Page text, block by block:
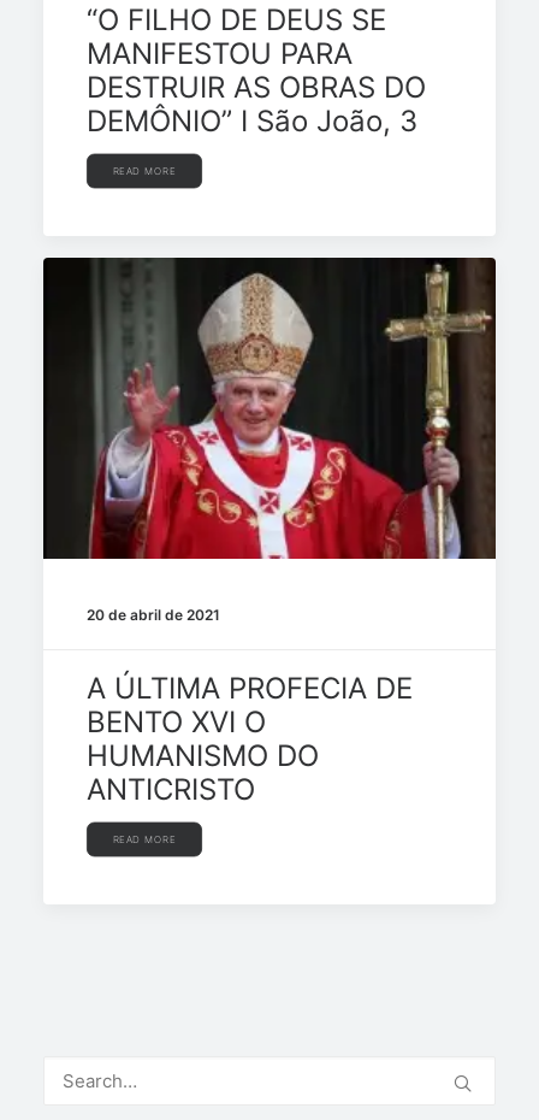
“O FILHO DE DEUS SE
MANIFESTOU PARA
DESTRUIR AS OBRAS DO
DEMÔNIO” I São João, 3
READ MORE
20 de abril de 2021
A ÚLTIMA PROFECIA DE
BENTO XVI O
HUMANISMO DO
ANTICRISTO
READ MORE